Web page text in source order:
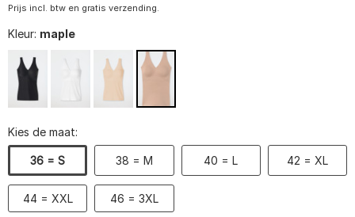
Prijs incl. btw en gratis verzending.
Kleur: maple
Kies de maat:
36 = S 38 = M 40 = L 42 = XL
44 = XXL 46 = 3XL